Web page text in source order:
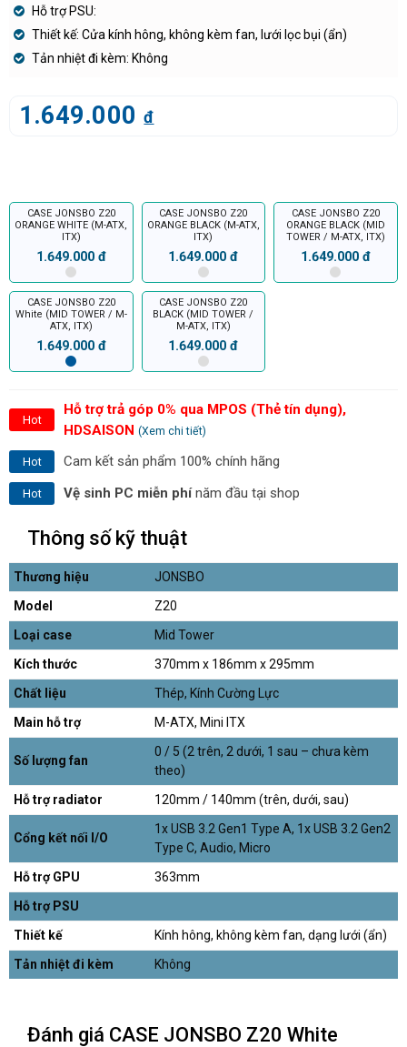
Hỗ trợ PSU:
Thiết kế: Cửa kính hông, không kèm fan, lưới lọc bụi (ẩn)
Tản nhiệt đi kèm: Không
1.649.000 đ
CASE JONSBO Z20
ORANGE WHITE (M-ATX,
ITX)
1.649.000 đ
CASE JONSBO Z20
ORANGE BLACK (M-ATX,
ITX)
1.649.000 đ
CASE JONSBO Z20
ORANGE BLACK (MID
TOWER / M-ATX, ITX)
1.649.000 đ
CASE JONSBO Z20
White (MID TOWER / M-
ATX, ITX)
1.649.000 đ
CASE JONSBO Z20
BLACK (MID TOWER /
M-ATX, ITX)
1.649.000 đ
Hot
Hỗ trợ trả góp 0% qua MPOS (Thẻ tín dụng),
HDSAISON (Xem chi tiết)
Hot Cam kết sản phẩm 100% chính hãng
Hot Vệ sinh PC miễn phínăm đầu tại shop
Thông số kỹ thuật
Thương hiệu
JONSBO
Model
Z20
Loại case
Mid Tower
Kích thước
370mm x 186mm x 295mm
Chất liệu
Thép, Kính Cường Lực
Main hỗ trợ
M-ATX, Mini ITX
Số lượng fan
0 / 5 (2 trên, 2 dưới, 1 sau – chưa kèm
theo)
Hỗ trợ radiator
120mm / 140mm (trên, dưới, sau)
Cổng kết nối I/O
1x USB 3.2 Gen1 Type A, 1x USB 3.2 Gen2
Type C, Audio, Micro
Hỗ trợ GPU
363mm
Hỗ trợ PSU
Thiết kế
Kính hông, không kèm fan, dạng lưới (ẩn)
Tản nhiệt đi kèm
Không
Đánh giá CASE JONSBO Z20 White